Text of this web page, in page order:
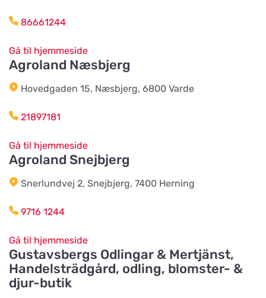
Rosenlidsvägen 11
Hund & Kattshopen
Vistvägen 34
Industrigatan 1
Djurspecialisten i Eskilstuna AB
Stavs Häst och Hund
Stav 2
Vis på kort
86661244
Gå til hjemmeside
Agroland Næsbjerg
Hovedgaden 15, Næsbjerg, 6800 Varde
21897181
Gå til hjemmeside
Agroland Snejbjerg
Snerlundvej 2, Snejbjerg, 7400 Herning
9716 1244
Gå til hjemmeside
Gustavsbergs Odlingar & Mertjänst,
Handelsträdgård, odling, blomster- &
djur-butik